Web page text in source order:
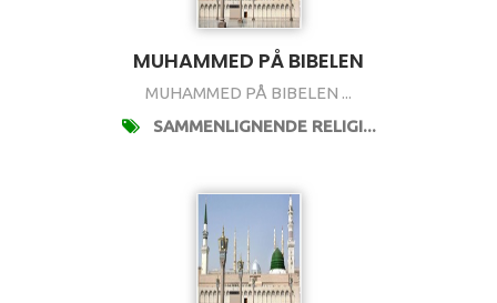
MUHAMMED PÅ BIBELEN
MUHAMMED PÅ BIBELEN ...
SAMMENLIGNENDE RELIGI...